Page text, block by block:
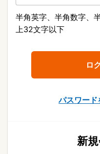
半角英字、半角数字、
上32文字以下
パスワード
新